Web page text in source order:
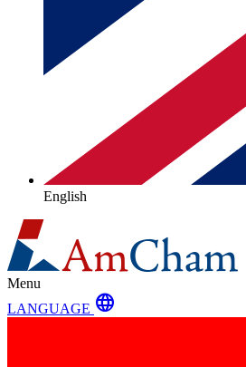
English
Menu
LANGUAGE language